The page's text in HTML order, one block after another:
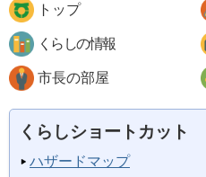
トップ
くらしの情報
市長の部屋
くらしショートカット
ハザードマップ